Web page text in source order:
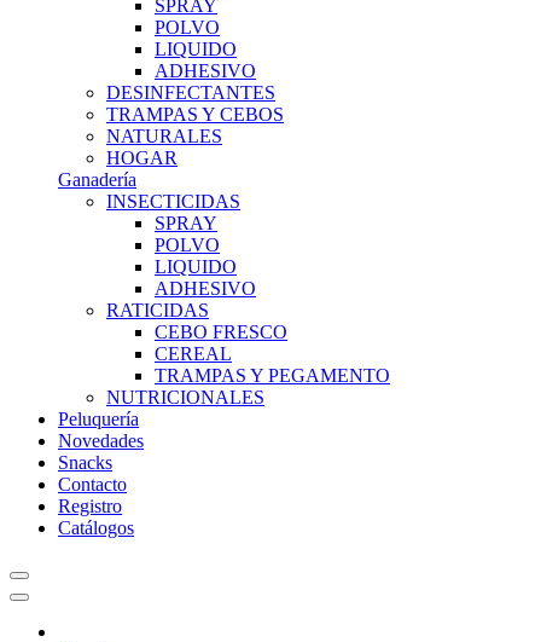
SPRAY
POLVO
LIQUIDO
ADHESIVO
DESINFECTANTES
TRAMPAS Y CEBOS
NATURALES
HOGAR
Ganadería
INSECTICIDAS
SPRAY
POLVO
LIQUIDO
ADHESIVO
RATICIDAS
CEBO FRESCO
CEREAL
TRAMPAS Y PEGAMENTO
NUTRICIONALES
Peluquería
Novedades
Snacks
Contacto
Registro
Catálogos